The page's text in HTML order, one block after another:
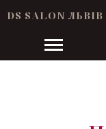
DS SALON ЛЬВІВ